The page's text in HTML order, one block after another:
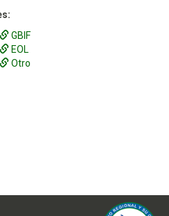
GBIF
EOL
Otro